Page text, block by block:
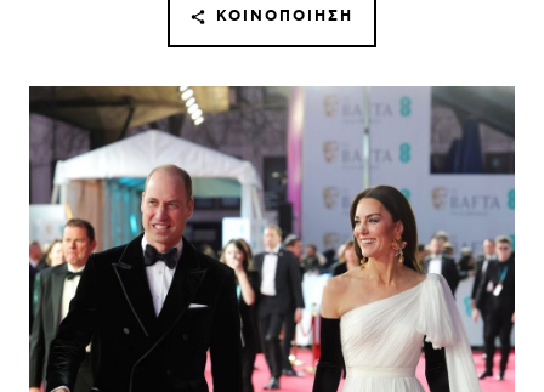
ΚΟΙΝΟΠΟΊΗΣΗ